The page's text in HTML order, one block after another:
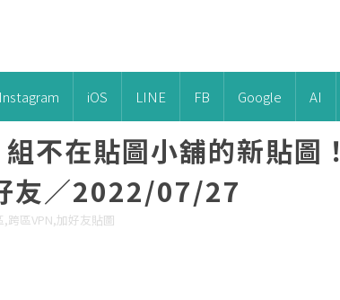
Instagram iOS LINE FB Google AI
不在貼圖小舖的新貼圖！
友／2022/07/27
,跨區VPN,加好友貼圖